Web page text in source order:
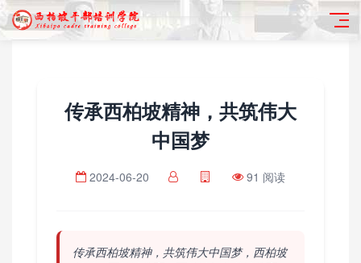
传承西柏坡精神，共筑伟大
中国梦
2024-06-20 91 阅读
传承西柏坡精神，共筑伟大中国梦，西柏坡